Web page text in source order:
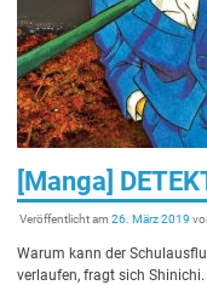
[Manga]
Veröffentlicht am26. März 2019
Warum kann der
verlaufen, fragt sich